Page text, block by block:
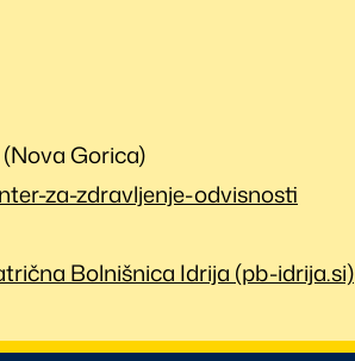
Gorica)
za-zdravljenje-odvisnosti
Bolnišnica Idrija (pb-idrija.si)